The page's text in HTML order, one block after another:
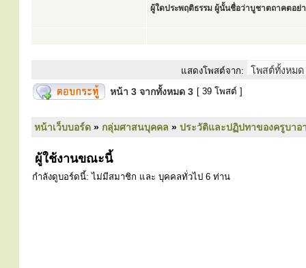
ผู้ใดประพฤติธรรม ผู้นั้นชื่อว่าบูชาตถาคตอย่า
แสดงโพสต์จาก:
หน้า 3 จากทั้งหมด 3 [ 39 โพสต์ ]
หน้าเว็บบอร์ด » กลุ่มศาสนบุคคล » ประวัติและปฏิปทาของครูบาอ
ผู้ใช้งานขณะนี้
กำลังดูบอร์ดนี้: ไม่มีสมาชิก และ บุคคลทั่วไป 6 ท่าน